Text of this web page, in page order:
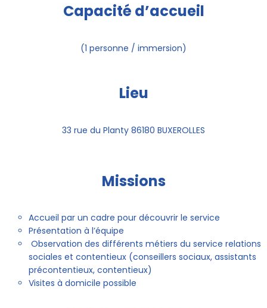
Capacité d’accueil
(1 personne / immersion)
Lieu
33 rue du Planty 86180 BUXEROLLES
Missions
Accueil par un cadre pour découvrir le service
Présentation à l’équipe
Observation des différents métiers du service relations
sociales et contentieux (conseillers sociaux, assistants
précontentieux, contentieux)
Visites à domicile possible